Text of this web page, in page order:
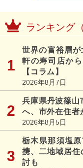
ランキング
世界の富裕層
軒の寿司店か
【コラム】
2026年8月7日
兵庫県丹波篠山
へ、市外在住者
2026年8月5日
栃木県那須塩
携、二地域居
討も